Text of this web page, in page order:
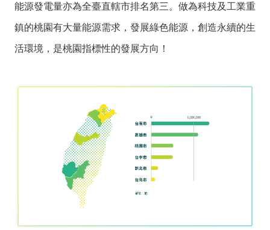
能源發電量亦為全臺直轄市排名第三。做為科技及工業重
鎮的桃園有大量能源需求，發展綠色能源，創造永續的生
活環境，是桃園指標性的發展方向！